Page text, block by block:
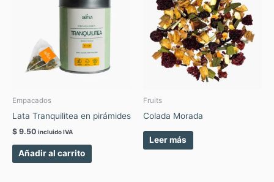
Empacados
Lata Tranquilitea en pirámides
$ 9.50 incluido IVA
Añadir al carrito
Fruits
Colada Morada
Leer más